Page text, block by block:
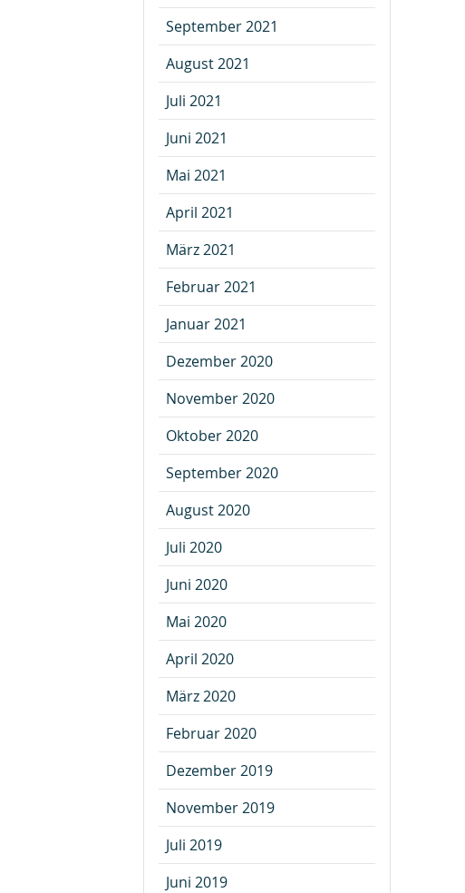
September 2021
August 2021
Juli 2021
Juni 2021
Mai 2021
April 2021
März 2021
Februar 2021
Januar 2021
Dezember 2020
November 2020
Oktober 2020
September 2020
August 2020
Juli 2020
Juni 2020
Mai 2020
April 2020
März 2020
Februar 2020
Dezember 2019
November 2019
Juli 2019
Juni 2019